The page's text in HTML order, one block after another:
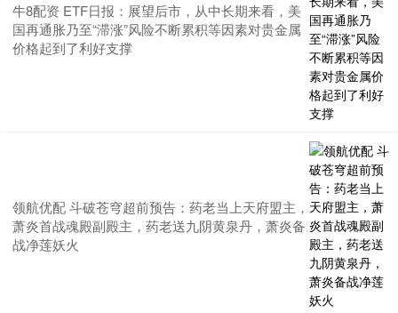
牛8配资 ETF日报：展望后市，从中长期来看，美
国再通胀乃至“滞涨”风险不断累积等因素对贵金属
价格起到了利好支撑
领航优配 斗破苍穹超前预告：药老当上天府盟主，
萧炎首战魂殿副殿主，药老送九阴黄泉丹，萧炎备
战净莲妖火